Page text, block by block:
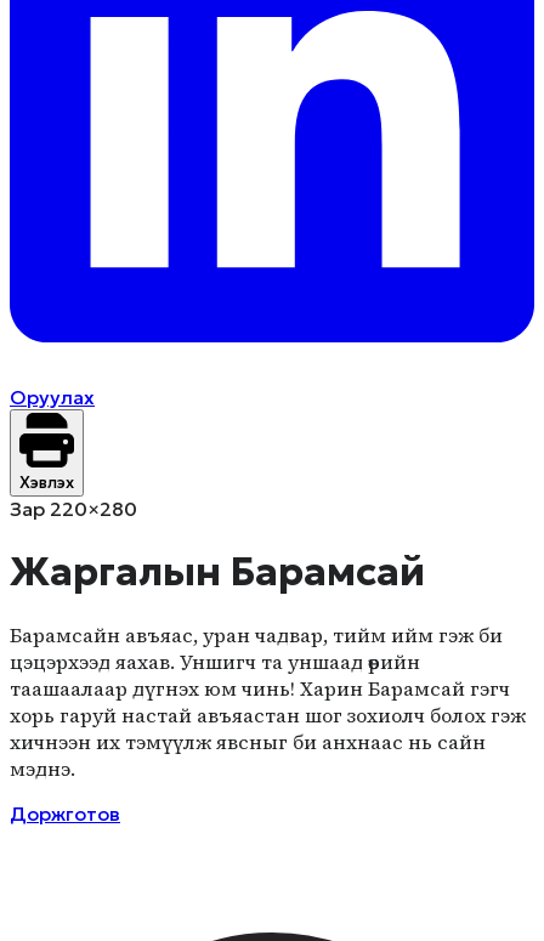
Оруулах
Хэвлэх
Зар 220×280
Жаргалын Барамсай
Барамсайн авъяас, уран чадвар, тийм ийм гэж би
цэцэрхээд яахав. Уншигч та уншаад өөрийн
таашаалаар дүгнэх юм чинь! Харин Барамсай гэгч
хорь гаруй настай авъяастан шог зохиолч болох гэж
хичнээн их тэмүүлж явсныг би анхнаас нь сайн
мэднэ.
Доржготов